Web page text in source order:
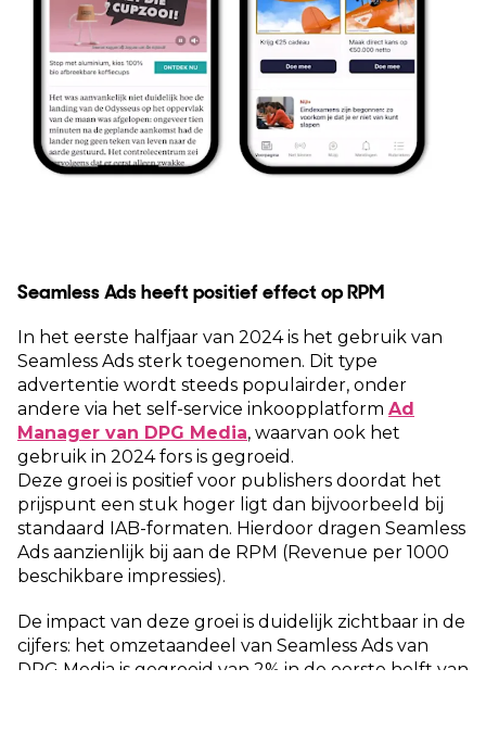
Seamless Ads heeft positief effect op RPM
In het eerste halfjaar van 2024 is het gebruik van
Seamless Ads sterk toegenomen. Dit type
advertentie wordt steeds populairder, onder
andere via het self-service inkoopplatform Ad
Manager van DPG Media, waarvan ook het
gebruik in 2024 fors is gegroeid.
Deze groei is positief voor publishers doordat het
prijspunt een stuk hoger ligt dan bijvoorbeeld bij
standaard IAB-formaten. Hierdoor dragen Seamless
Ads aanzienlijk bij aan de RPM (Revenue per 1000
beschikbare impressies).
De impact van deze groei is duidelijk zichtbaar in de
cijfers: het omzetaandeel van Seamless Ads van
DPG Media is gegroeid van 2% in de eerste helft van